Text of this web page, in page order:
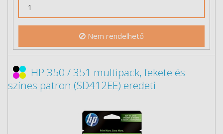
Nem rendelhető
HP 350 / 351 multipack, fekete és
színes patron (SD412EE) eredeti